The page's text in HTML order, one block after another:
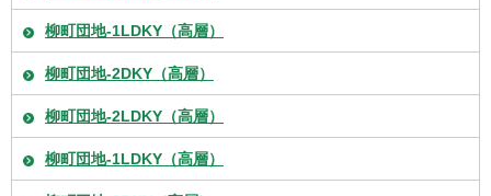
柳町団地-1LDKY（高層）
柳町団地-2DKY（高層）
柳町団地-2LDKY（高層）
柳町団地-1LDKY（高層）